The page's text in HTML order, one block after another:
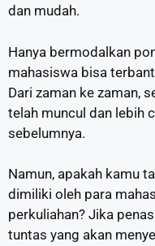
dan mudah.
Hanya bermodalkan
mahasiswa bisa
Dari zaman ke zaman,
telah muncul dan lebih
sebelumnya.
Namun, apakah kamu
dimiliki oleh para
perkuliahan? Jika
tuntas yang akan